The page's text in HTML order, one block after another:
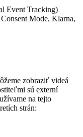
Event Tracking)
Mode, Klarna,
zobraziť videá
sú externí
na tejto
strán: